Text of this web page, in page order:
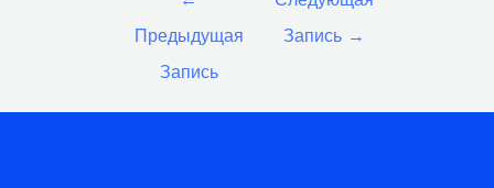
Предыдущая
Запись
Запись →